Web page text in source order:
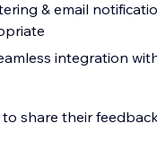
remains
integration
share their